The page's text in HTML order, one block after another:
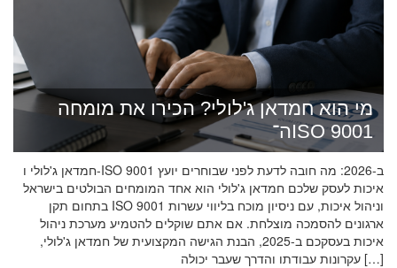
מי הוא חמדאן ג'לולי? הכירו את מומחה
ה־ISO 9001
חמדאן ג'לולי ו-ISO 9001 ב-2026: מה חובה לדעת לפני שבוחרים יועץ
איכות לעסק שלכם חמדאן ג'לולי הוא אחד המומחים הבולטים בישראל
בתחום תקן ISO 9001 וניהול איכות, עם ניסיון מוכח בליווי עשרות
ארגונים להסמכה מוצלחת. אם אתם שוקלים להטמיע מערכת ניהול
איכות בעסקכם ב-2025, הבנת הגישה המקצועית של חמדאן ג'לולי,
עקרונות עבודתו והדרך שעבר יכולה […]